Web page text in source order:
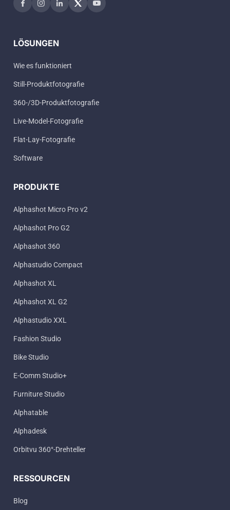
LÖSUNGEN
Wie es funktioniert
Still-Produktfotografie
360-/3D-Produktfotografie
Live-Model-Fotografie
Flat-Lay-Fotografie
Software
PRODUKTE
Alphashot Micro Pro v2
Alphashot Pro G2
Alphashot 360
Alphastudio Compact
Alphashot XL
Alphashot XL G2
Alphastudio XXL
Fashion Studio
Bike Studio
E-Comm Studio+
Furniture Studio
Alphatable
Alphadesk
Orbitvu 360°-Drehteller
RESSOURCEN
Blog